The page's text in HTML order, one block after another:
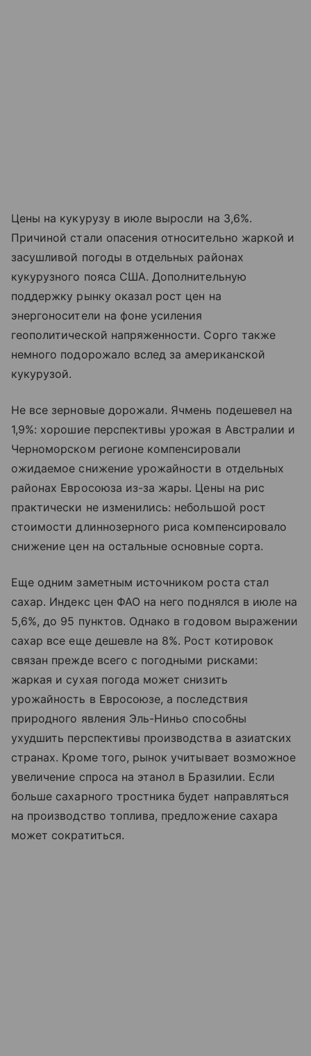
Цены на кукурузу в июле выросли на 3,6%.
Причиной стали опасения относительно жаркой и
засушливой погоды в отдельных районах
кукурузного пояса США. Дополнительную
поддержку рынку оказал рост цен на
энергоносители на фоне усиления
геополитической напряженности. Сорго также
немного подорожало вслед за американской
кукурузой.
Не все зерновые дорожали. Ячмень подешевел на
1,9%: хорошие перспективы урожая в Австралии и
Черноморском регионе компенсировали
ожидаемое снижение урожайности в отдельных
районах Евросоюза из-за жары. Цены на рис
практически не изменились: небольшой рост
стоимости длиннозерного риса компенсировало
снижение цен на остальные основные сорта.
Еще одним заметным источником роста стал
сахар. Индекс цен ФАО на него поднялся в июле на
5,6%, до 95 пунктов. Однако в годовом выражении
сахар все еще дешевле на 8%. Рост котировок
связан прежде всего с погодными рисками:
жаркая и сухая погода может снизить
урожайность в Евросоюзе, а последствия
природного явления Эль-Ниньо способны
ухудшить перспективы производства в азиатских
странах. Кроме того, рынок учитывает возможное
увеличение спроса на этанол в Бразилии. Если
больше сахарного тростника будет направляться
на производство топлива, предложение сахара
может сократиться.